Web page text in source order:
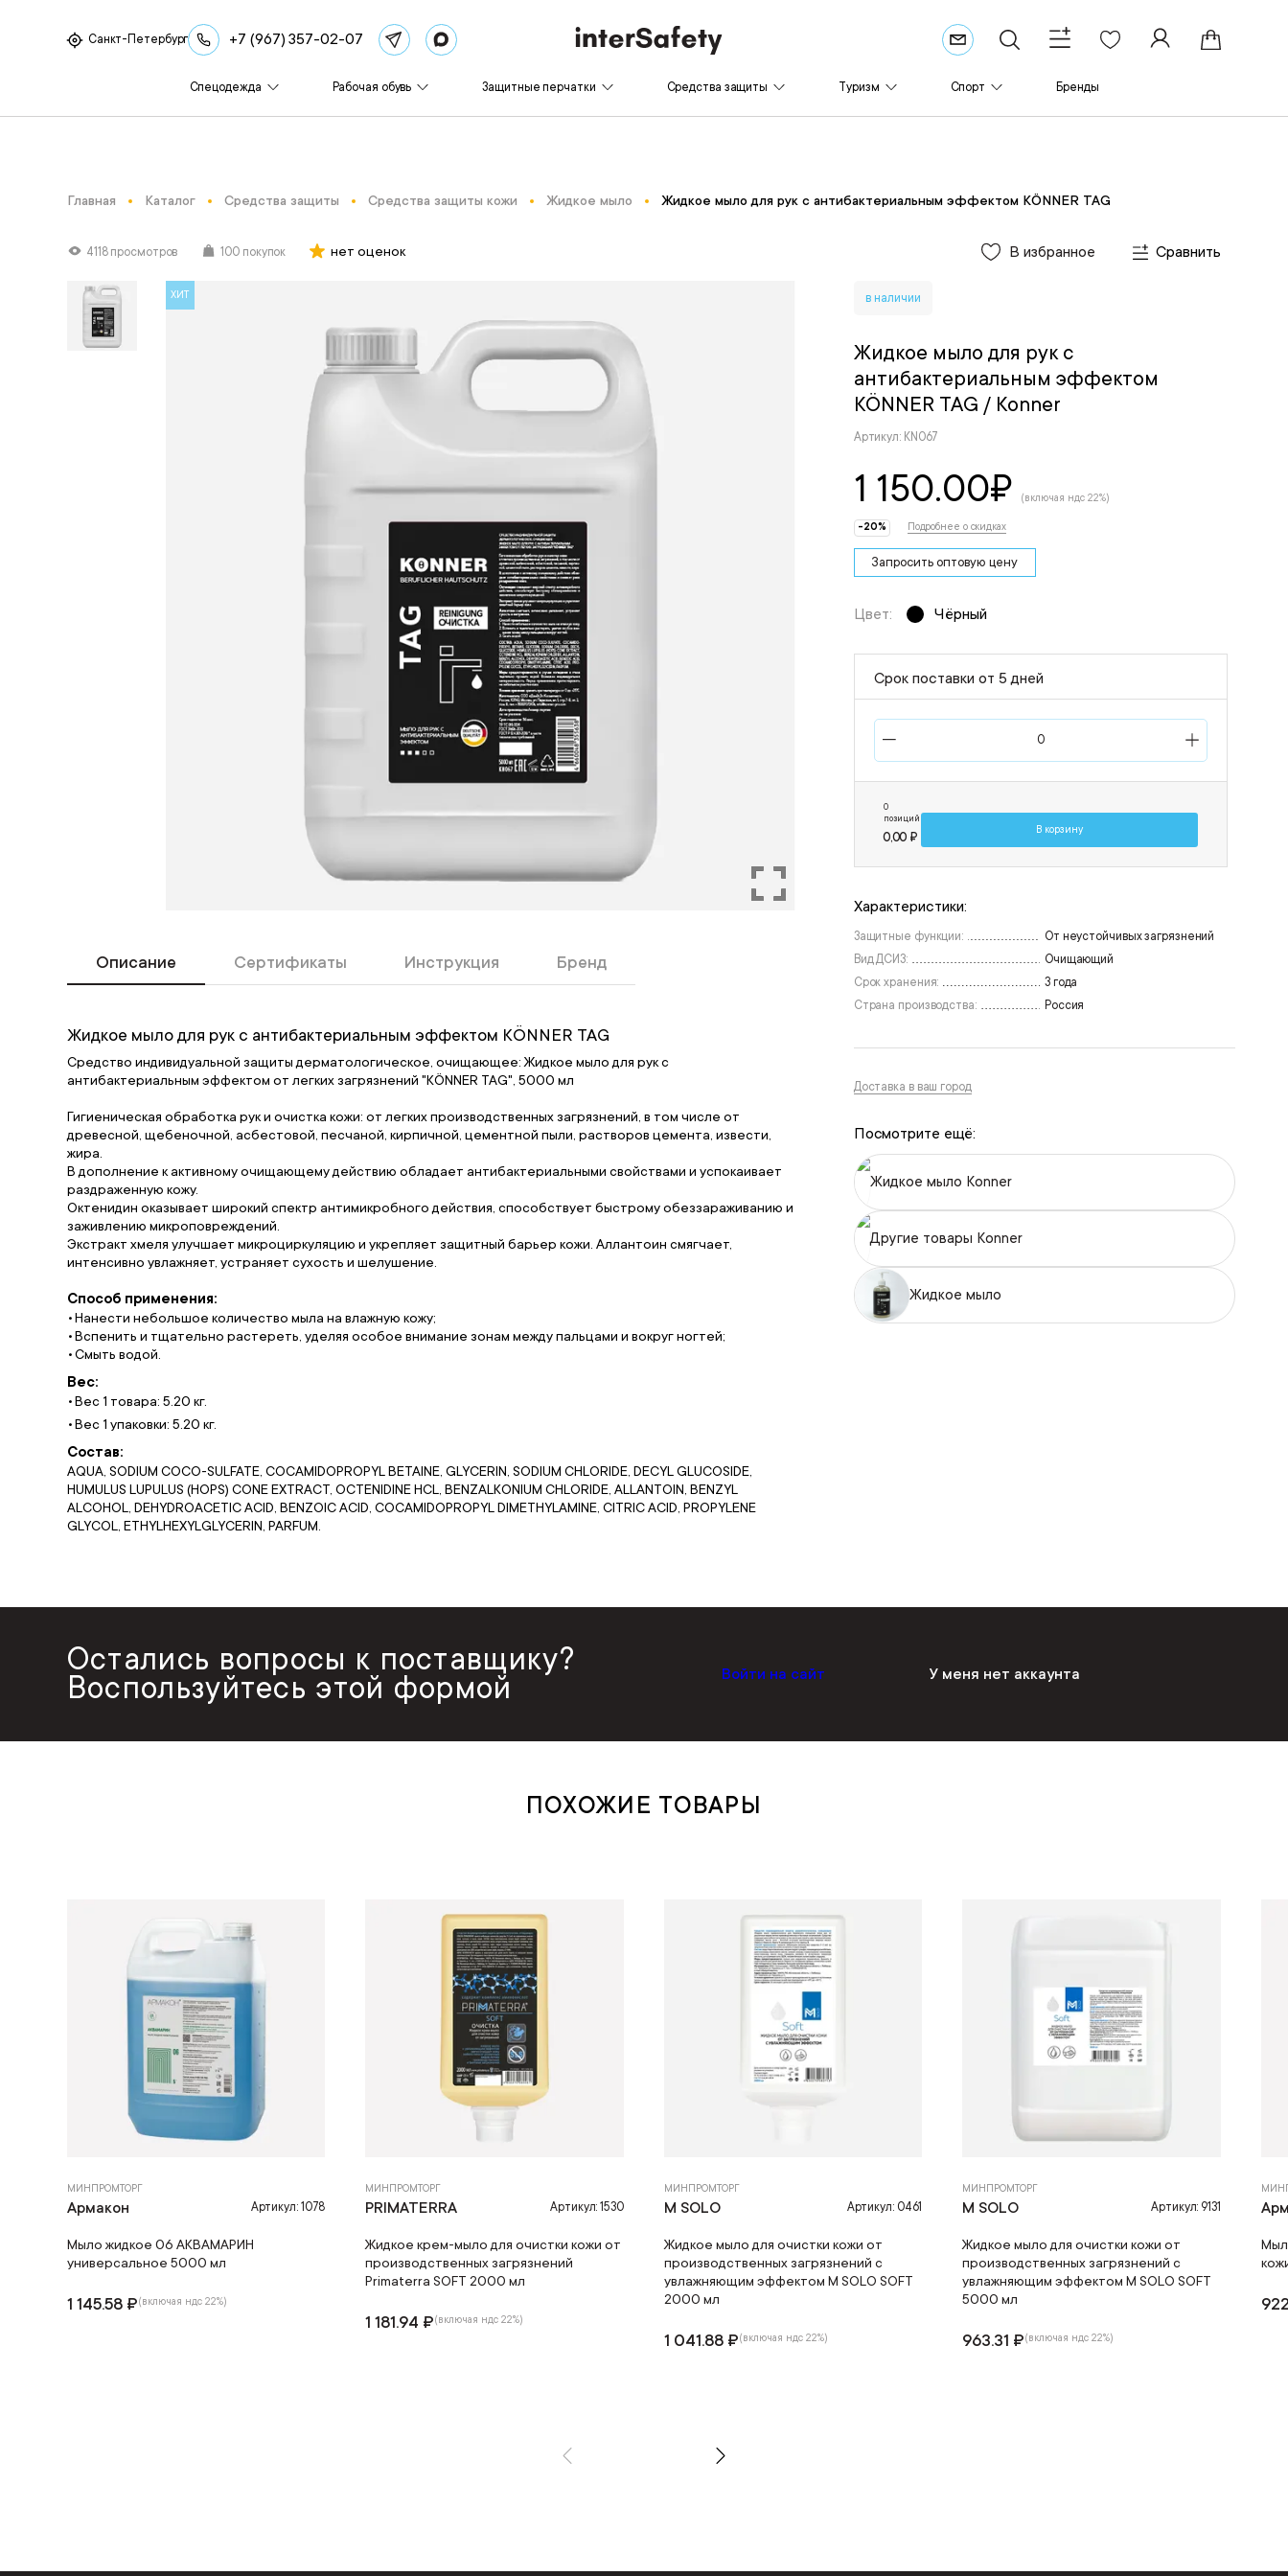
Санкт-Петербург +7 (967) 357-02-07
Спецодежда Рабочая обувь Защитные перчатки Средства защиты Туризм Спорт Бренды
Главная Каталог Средства защиты Средства защиты кожи Жидкое мыло Жидкое мыло для рук с антибактериальным эффектом KÖNNER TAG
4118 просмотров 100 покупок нет оценок В избранное Сравнить
ХИТ
Описание Сертификаты Инструкция Бренд
Жидкое мыло для рук с антибактериальным эффектом KÖNNER TAG
Средство индивидуальной защиты дерматологическое, очищающее: Жидкое мыло для рук с
антибактериальным эффектом от легких загрязнений "KÖNNER TAG", 5000 мл
Гигиеническая обработка рук и очистка кожи: от легких производственных загрязнений, в том числе от
древесной, щебеночной, асбестовой, песчаной, кирпичной, цементной пыли, растворов цемента, извести,
жира.
В дополнение к активному очищающему действию обладает антибактериальными свойствами и успокаивает
раздраженную кожу.
Октенидин оказывает широкий спектр антимикробного действия, способствует быстрому обеззараживанию и
заживлению микроповреждений.
Экстракт хмеля улучшает микроциркуляцию и укрепляет защитный барьер кожи. Аллантоин смягчает,
интенсивно увлажняет, устраняет сухость и шелушение.
Способ применения:
Нанести небольшое количество мыла на влажную кожу;
Вспенить и тщательно растереть, уделяя особое внимание зонам между пальцами и вокруг ногтей;
Смыть водой.
Вес:
Вес 1 товара: 5.20 кг.
Вес 1 упаковки: 5.20 кг.
Состав:
AQUA, SODIUM COCO-SULFATE, COCAMIDOPROPYL BETAINE, GLYCERIN, SODIUM CHLORIDE, DECYL GLUCOSIDE,
HUMULUS LUPULUS (HOPS) CONE EXTRACT, OCTENIDINE HCL, BENZALKONIUM CHLORIDE, ALLANTOIN, BENZYL
ALCOHOL, DEHYDROACETIC ACID, BENZOIC ACID, COCAMIDOPROPYL DIMETHYLAMINE, CITRIC ACID, PROPYLENE
GLYCOL, ETHYLHEXYLGLYCERIN, PARFUM.
в наличии
Жидкое мыло для рук с
антибактериальным эффектом
KÖNNER TAG / Konner
Артикул: KN067
1 150.00₽ (включая ндс 22%)
-20% Подробнее о скидках
Запросить оптовую цену
Цвет: Чёрный
Срок поставки от 5 дней
0
позиций
0,00 ₽
В корзину
Характеристики:
Защитные функции:
От неустойчивых загрязнений
Вид ДСИЗ:
Очищающий
Срок хранения:
3 года
Страна производства:
Россия
Доставка в ваш город
Посмотрите ещё:
Жидкое мыло Konner
Другие товары Konner
Жидкое мыло
Остались вопросы к поставщику?
Воспользуйтесь этой формой
Войти на сайт У меня нет аккаунта
ПОХОЖИЕ ТОВАРЫ
МИНПРОМТОРГ
Армакон Артикул: 1078
Мыло жидкое 06 АКВАМАРИН
универсальное 5000 мл
1 145.58 ₽(включая ндс 22%)
МИНПРОМТОРГ
PRIMATERRA Артикул: 1530
Жидкое крем-мыло для очистки кожи от
производственных загрязнений
Primaterra SOFT 2000 мл
1 181.94 ₽(включая ндс 22%)
МИНПРОМТОРГ
M SOLO Артикул: 0461
Жидкое мыло для очистки кожи от
производственных загрязнений с
увлажняющим эффектом M SOLO SOFT
2000 мл
1 041.88 ₽(включая ндс 22%)
МИНПРОМТОРГ
M SOLO Артикул: 9131
Жидкое мыло для очистки кожи от
производственных загрязнений с
увлажняющим эффектом M SOLO SOFT
5000 мл
963.31 ₽(включая ндс 22%)